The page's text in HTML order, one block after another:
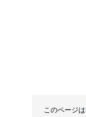
このページは